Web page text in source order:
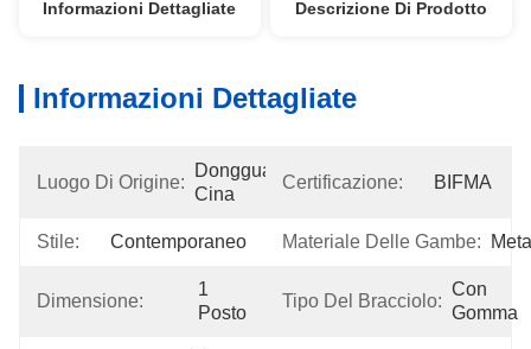
Informazioni Dettagliate Descrizione Di Prodotto
Informazioni Dettagliate
Luogo Di Origine:
Dongguan,
Cina
Certificazione: BIFMA
Stile: Contemporaneo Materiale Delle Gambe:
Dimensione:
1
Posto
Tipo Del Bracciolo:
Con
Gomma